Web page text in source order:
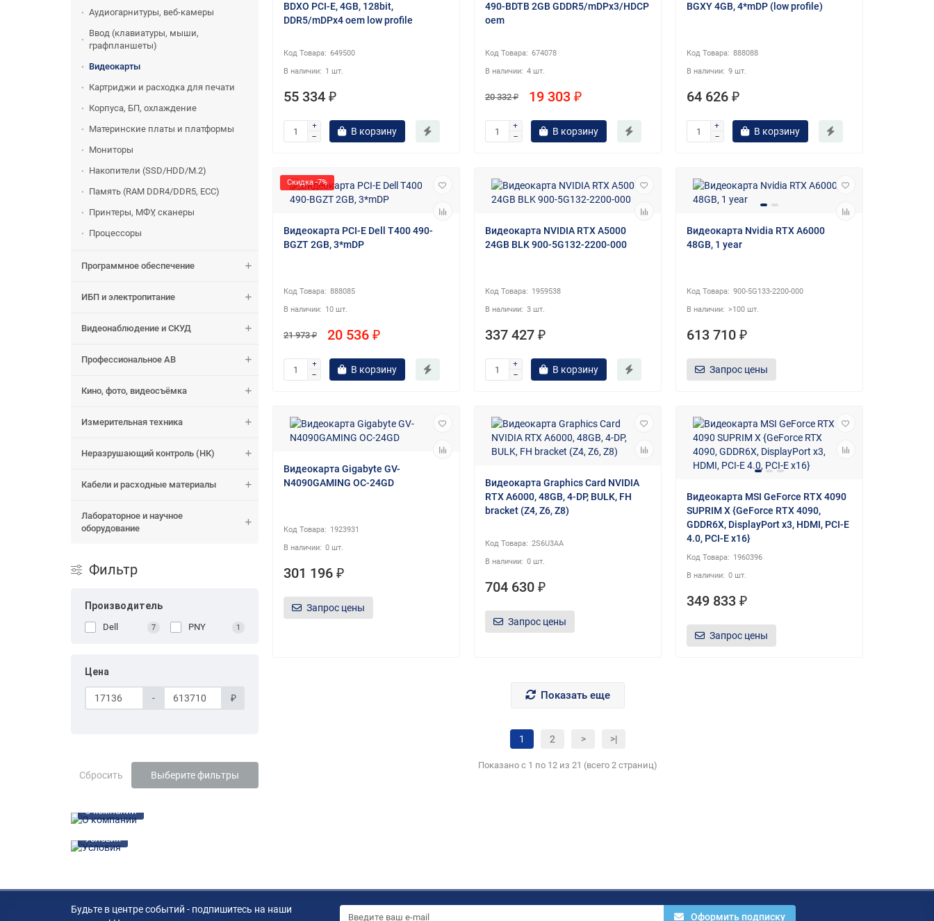
Аудиогарнитуры, веб-камеры
Ввод (клавиатуры, мыши,
графпланшеты)
Видеокарты
Картриджи и расходка для печати
Корпуса, БП, охлаждение
Материнские платы и платформы
Мониторы
Накопители (SSD/HDD/M.2)
Память (RAM DDR4/DDR5, ECC)
Принтеры, МФУ, сканеры
Процессоры
Программное обеспечение
ИБП и электропитание
Видеонаблюдение и СКУД
Профессиональное АВ
Кино, фото, видеосъёмка
Измерительная техника
Неразрушающий контроль (НК)
Кабели и расходные материалы
Лабораторное и научное
оборудование
Фильтр
Производитель
Dell 7 PNY 1
Цена
- ₽
Сбросить Выберите фильтры
О компании
Условия
BDXO PCI-E, 4GB, 128bit,
DDR5/mDPx4 oem low profile
649500
1 шт.
55 334 ₽
В корзину
490-BDTB 2GB GDDR5/mDPx3/HDCP
oem
674078
4 шт.
20 332 ₽ 19 303 ₽
В корзину
BGXY 4GB, 4*mDP (low profile)
888088
9 шт.
64 626 ₽
В корзину
Скидка -7%
Видеокарта PCI-E Dell T400 490-
BGZT 2GB, 3*mDP
888085
10 шт.
21 973 ₽ 20 536 ₽
В корзину
Видеокарта NVIDIA RTX A5000
24GB BLK 900-5G132-2200-000
1959538
3 шт.
337 427 ₽
В корзину
Видеокарта Nvidia RTX A6000
48GB, 1 year
900-5G133-2200-000
>100 шт.
613 710 ₽
Запрос цены
Видеокарта Gigabyte GV-
N4090GAMING OC-24GD
1923931
0 шт.
301 196 ₽
Запрос цены
Видеокарта Graphics Card NVIDIA
RTX A6000, 48GB, 4-DP, BULK, FH
bracket (Z4, Z6, Z8)
2S6U3AA
0 шт.
704 630 ₽
Запрос цены
Видеокарта MSI GeForce RTX 4090
SUPRIM X {GeForce RTX 4090,
GDDR6X, DisplayPort x3, HDMI, PCI-E
4.0, PCI-E x16}
1960396
0 шт.
349 833 ₽
Запрос цены
Показать еще
1 2 > >|
Показано с 1 по 12 из 21 (всего 2 страниц)
Будьте в центре событий - подпишитесь на наши
Оформить подписку